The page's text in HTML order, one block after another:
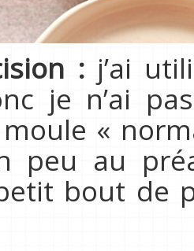
: j’ai
je n’ai
«
peu au
bout de